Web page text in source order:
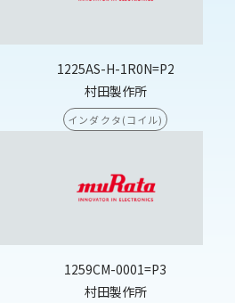
1225AS-H-1R0N=P2
村田製作所
インダクタ(コイル)
1259CM-0001=P3
村田製作所